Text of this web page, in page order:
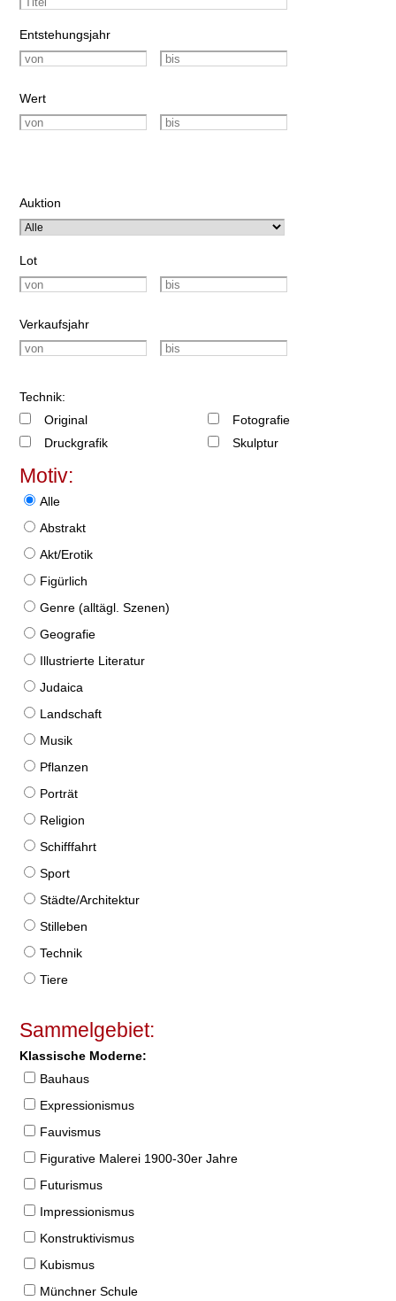
Entstehungsjahr
Wert
Auktion
Lot
Verkaufsjahr
Technik:
Original
Druckgrafik
Fotografie
Skulptur
Motiv:
Alle
Abstrakt
Akt/Erotik
Figürlich
Genre (alltägl. Szenen)
Geografie
Illustrierte Literatur
Judaica
Landschaft
Musik
Pflanzen
Porträt
Religion
Schifffahrt
Sport
Städte/Architektur
Stilleben
Technik
Tiere
Sammelgebiet:
Klassische Moderne:
Bauhaus
Expressionismus
Fauvismus
Figurative Malerei 1900-30er Jahre
Futurismus
Impressionismus
Konstruktivismus
Kubismus
Münchner Schule